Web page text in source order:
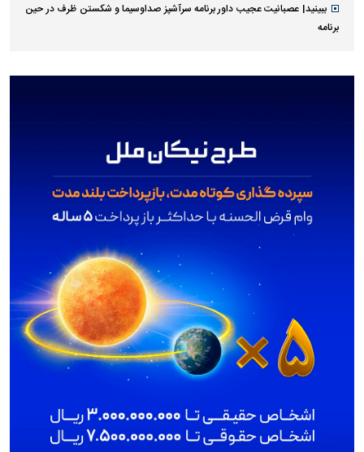
ببینید| عصبانیت عجیب داور برنامه سرآشپز صداوسیما و شکستن ظرف در حین
برنامه